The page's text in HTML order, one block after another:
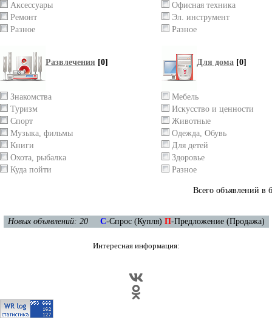
Аксессуары
Ремонт
Разное
Офисная техника
Эл. инструмент
Разное
Развлечения [0]
Знакомства
Туризм
Спорт
Музыка, фильмы
Книги
Охота, рыбалка
Куда пойти
Для дома [0]
Мебель
Искусство и ценности
Животные
Одежда, Обувь
Для детей
Здоровье
Разное
Всего объявлений в
Новых объявлений: 20 C-Спрос (Купля) П-Предложение (Продажа)
Интересная информация: